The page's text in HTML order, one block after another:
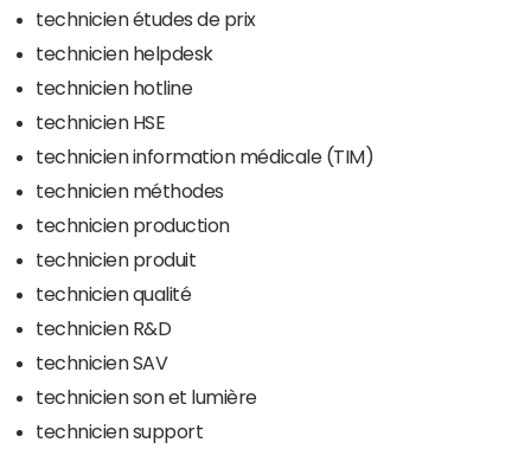
technicien études de prix
technicien helpdesk
technicien hotline
technicien HSE
technicien information médicale (TIM)
technicien méthodes
technicien production
technicien produit
technicien qualité
technicien R&D
technicien SAV
technicien son et lumière
technicien support